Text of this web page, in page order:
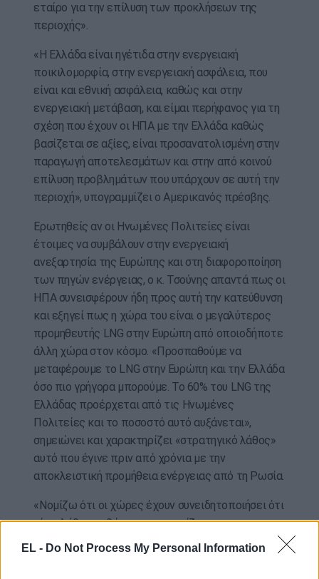
EL - Do Not Process My Personal Information
εταίρο για την επίλυση των προκλήσεων της
περιοχής».
«Η Ελλάδα είναι ηγέτιδα στην ενεργειακή
ποικιλομορφία, στην ενεργειακή ασφάλεια, που
είναι και εθνική ασφάλεια, καθώς και στην
ενεργειακή μετάβαση, και είμαι περήφανος για τη
σχέση που έχουν οι ΗΠΑ με την Ελλάδα καθώς
βασίζεται σε αξίες, είναι προσανατολισμένη στην
παραγωγή αποτελεσμάτων και στην από κοινού
επίλυση προβλημάτων που υπάρχουν σε αυτή την
περιοχή», υπογραμμίζει ο Αμερικανός πρέσβης.
Ερωτηθείς αν οι Ηνωμένες Πολιτείες είναι
έτοιμες να συμβάλουν στην ενεργειακή
ανεξαρτησία της Ευρώπης και στη διαφοροποίηση
των πηγών ενέργειας, ο κ. Τσούνης απαντά πως οι
ΗΠΑ συνεισφέρουν ήδη προς αυτή την κατεύθυνση
και εξηγεί πως η χώρα του είναι ο μεγαλύτερος
προμηθευτής LNG στην Ευρώπη από οποιοδήποτε
άλλη χώρα στον κόσμο. «Προσπαθούμε να
μεταφέρουμε το LNG στην Ευρώπη και την Ελλάδα
όσο πιο γρήγορα μπορούμε. Το 60% του LNG της
Ελλάδας προέρχεται από τις Ηνωμένες
Πολιτείες και το ποσοστό αυτό αυξάνεται»,
σημειώνει και χαρακτηρίζει «στρατηγικό λάθος»
αυτό που έγινε πριν από χρόνια με την
αποκλειστική προμήθεια ενέργειας από τη Ρωσία.
«Νομίζω ότι οι χώρες έχουν συνειδητοποιήσει ότι
είναι λάθος καθώς αντιμετωπίζουν τις
συνέπειες. Αυτές οι συνέπειες είναι υπαρκτές και
σοβαρές. Ελπίζω να είναι όσο το δυνατόν πιο